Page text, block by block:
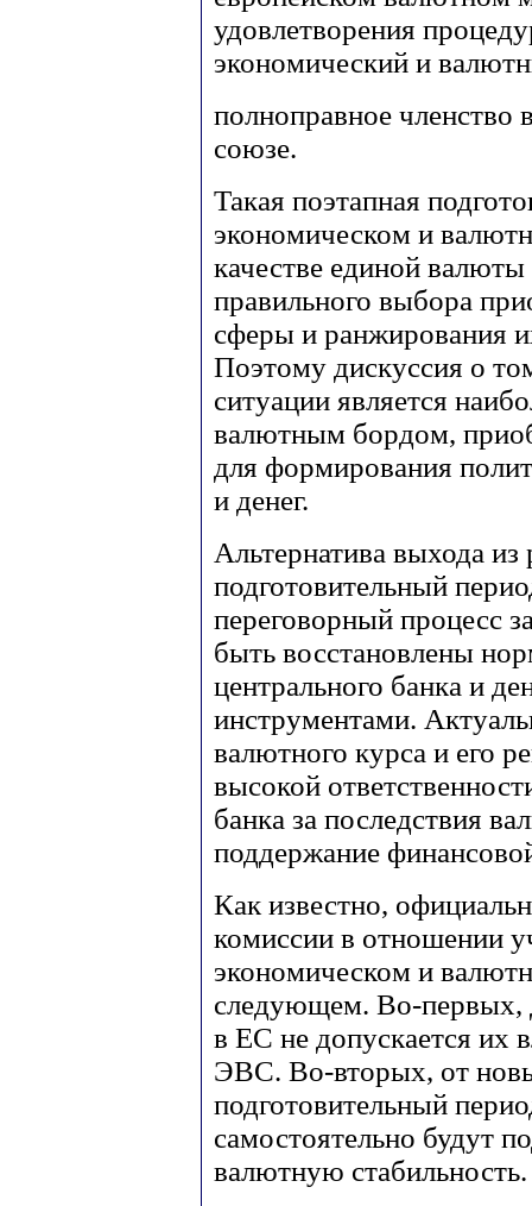
удовлетворения
экономический и
полноправное
союзе.
Такая поэтапная
экономическом и
качестве единой валюты
правильного выбора
сферы и ранжирования
Поэтому дискуссия о
ситуации является
валютным бордом,
для формирования
и денег.
Альтернатива выхода
подготовительный
переговорный процесс
быть восстановлены
центрального банка и
инструментами.
валютного курса и его
высокой
банка за последствия
поддержание
Как известно,
комиссии в отношении
экономическом и
следующем. Во-первых,
в ЕС не допускается их
ЭВС. Во-вторых, от
подготовительный
самостоятельно будут
валютную стабильность.